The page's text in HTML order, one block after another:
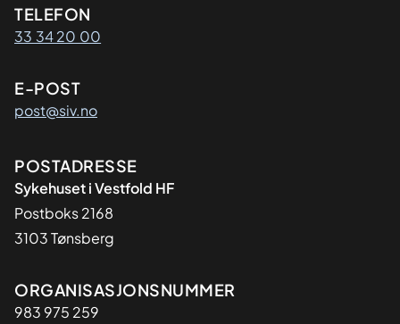
Kontaktinformasjon
TELEFON
33 34 20 00
E-POST
post@siv.no
Adresse
POSTADRESSE
Sykehuset i Vestfold HF
Postboks 2168
3103 Tønsberg
Organisasjon
ORGANISASJONSNUMMER
983 975 259